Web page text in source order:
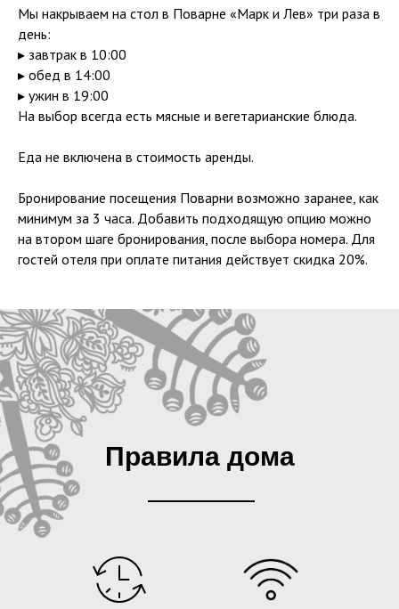
Мы накрываем на стол в Поварне «Марк и Лев» три раза в
день:
▸ завтрак в 10:00
▸ обед в 14:00
▸ ужин в 19:00
На выбор всегда есть мясные и вегетарианские блюда.
Еда не включена в стоимость аренды.
Бронирование посещения Поварни возможно заранее, как
минимум за 3 часа. Добавить подходящую опцию можно
на втором шаге бронирования, после выбора номера. Для
гостей отеля при оплате питания действует скидка 20%.
Правила дома